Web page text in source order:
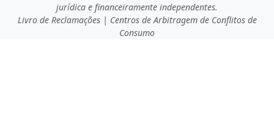
jurídica e financeiramente independentes.
Livro de Reclamações| Centros de Arbitragem de Conflitos de
Consumo